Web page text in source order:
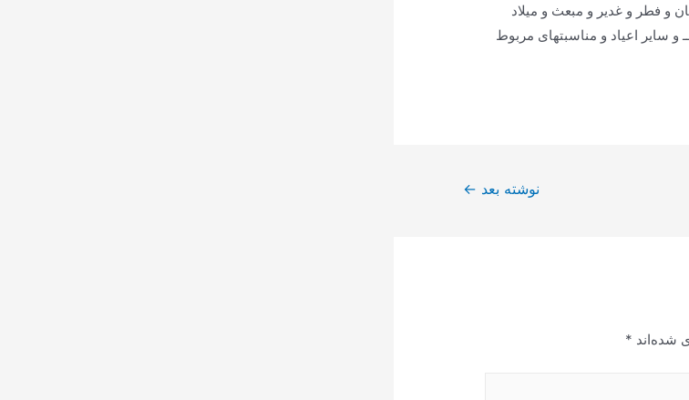
و فطر و غدير و مبعث و ميلاد
ساير اعياد و مناسبت‏هاى مربوط
نوشته بعد ←
شده‌اند *